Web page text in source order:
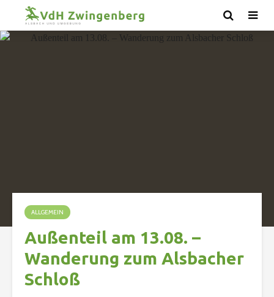
ALLGEMEIN
Außenteil am 13.08. –
Wanderung zum Alsbacher
Schloß